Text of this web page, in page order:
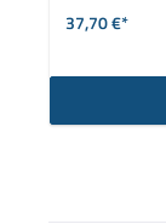
37,70 €*